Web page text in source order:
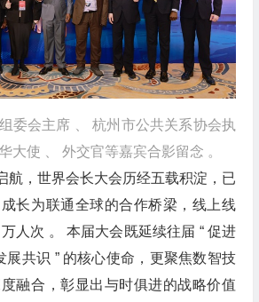
委会主席 、 杭州市公共关系协会执
大使 、 外交官等嘉宾合影留念 。
航，世界会长大会历经五载积淀，已
长为联通全球的合作桥梁，线上线
人次 。 本届大会既延续往届 “ 促进
展共识 ” 的核心使命，更聚焦数智技
融合，彰显出与时俱进的战略价值